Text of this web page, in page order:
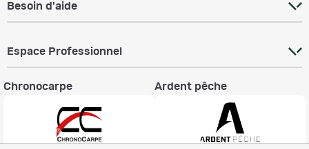
Besoin d'aide
Espace Professionnel
Chronocarpe Ardent pêche